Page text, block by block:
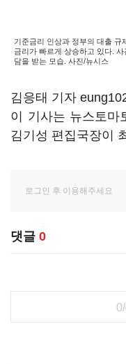
기준금리 인상과 정부의 대출 규
금리가 빠르게 상승하고 있다.
담을 받는 모습. 사진/뉴시스
김응태 기자
이 기사는 뉴스토마
김기성 편집국장이
댓글 0